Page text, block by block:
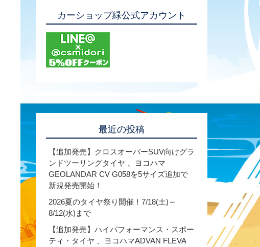
カーショップ緑公式アカウント
最近の投稿
【追加発売】クロスオーバーSUV向けグラ
ンドツーリングタイヤ 、ヨコハマ
GEOLANDAR CV G058を5サイズ追加で
新規発売開始！
2026夏のタイヤ祭り開催！7/18(土)～
8/12(水)まで
【追加発売】ハイパフォーマンス・スポー
ティ・タイヤ 、ヨコハマADVAN FLEVA